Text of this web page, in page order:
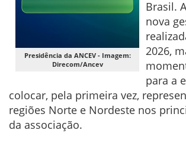
Presidência da ANCEV - Imagem:
Direcom/Ancev
Brasil.
nova
2026,
para a
colocar, pela primeira vez,
regiões Norte e Nordeste nos
da associação.